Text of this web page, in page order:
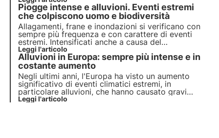
perdita di biodiversità.
Piogge intense e alluvioni. Eventi estremi
che colpiscono uomo e biodiversità
Allagamenti, frane e inondazioni si verificano con
sempre più frequenza e con carattere di eventi
estremi. Intensificati anche a causa del
cambiamento climatico, questi fenomeni non
provocano disagi solo alla popolazione, ma
danneggiano i suoli, preziosi per la resilienza del
territorio.
Leggi l'articolo
Alluvioni in Europa: sempre più intense e in
costante aumento
Negli ultimi anni, l'Europa ha visto un aumento
significativo di eventi climatici estremi, in
particolare alluvioni, che hanno causato gravi
danni economici e numerose vittime. Un fenomeno
Leggi l'articolo